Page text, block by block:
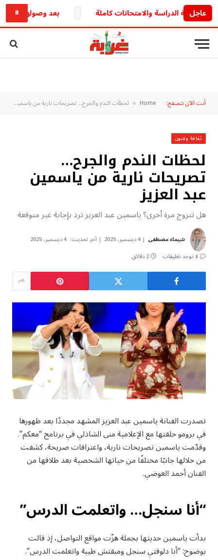
عاجل بعد وصولها ⏸
أنت الآن تتصفح: Home
» لحظات الندم والجرح… تصريحات نارية من ياسمين عبد العزيز
ثقافة وفنون
لحظات الندم والجرح…
تصريحات نارية من ياسمين
عبد العزيز
هل تتزوج مرة أخرى؟ ياسمين عبد العزيز ترد بإجابة غير متوقعة
شيماء مصطفى 4 ديسمبر، 2025 آخر تحديث: 4 ديسمبر، 2025
لا توجد تعليقات
2 دقائق
تصدرت الفنانة ياسمين عبد العزيز المشهد مجددًا بعد ظهورها
في برومو حلقتها مع الإعلامية منى الشاذلي في برنامج “معكم”.
وقدّمت ياسمين تصريحات نارية، واعترافات صريحة، كشفت
من خلالها جانبًا مختلفًا من حياتها الشخصية بعد طلاقها من
الفنان أحمد العوضي.
“أنا سنجل… واتعلمت الدرس”
بدأت ياسمين حديثها بجملة هزّت مواقع التواصل، إذ قالت
بوضوح: “أنا دلوقتي سنجل ومبقتش طيبة واتعلمت الدرس”.